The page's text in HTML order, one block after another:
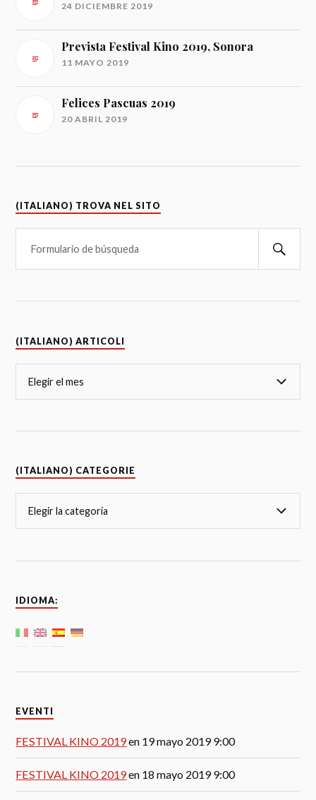
24 DICIEMBRE 2019
Prevista Festival Kino 2019, Sonora
11 MAYO 2019
Felices Pascuas 2019
20 ABRIL 2019
(ITALIANO) TROVA NEL SITO
(ITALIANO) ARTICOLI
(ITALIANO) CATEGORIE
IDIOMA:
EVENTI
FESTIVAL KINO 2019en 19 mayo 2019 9:00
FESTIVAL KINO 2019en 18 mayo 2019 9:00